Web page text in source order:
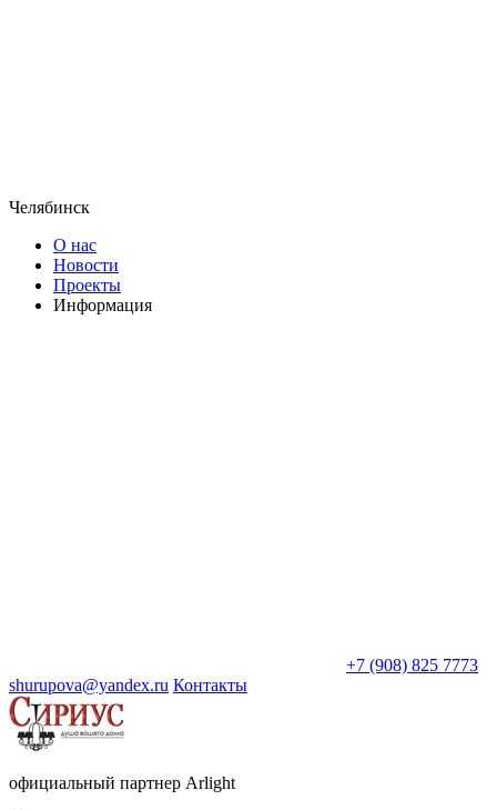
Челябинск
О нас
Новости
Проекты
Информация
+7 (908) 825 7773
shurupova@yandex.ru Контакты
официальный партнер Arlight